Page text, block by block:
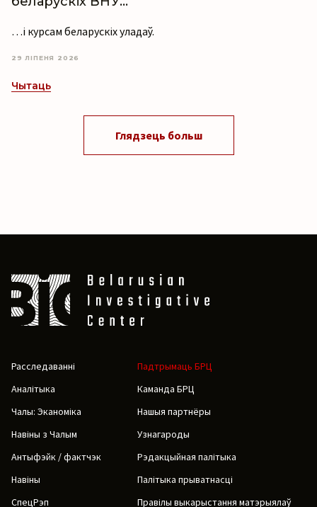
…і курсам беларускіх уладаў.
29 ЛІПЕНЯ 2026
Чытаць
Глядзець больш
Расследаванні
Аналітыка
Чалы: Эканоміка
Навіны з Чалым
Антыфэйк / фактчэк
Навіны
СпецРэп
Падтрымаць БРЦ
Каманда БРЦ
Нашыя партнёры
Узнагароды
Рэдакцыйная палітыка
Палітыка прыватнасці
Правілы выкарыстання матэрыялаў